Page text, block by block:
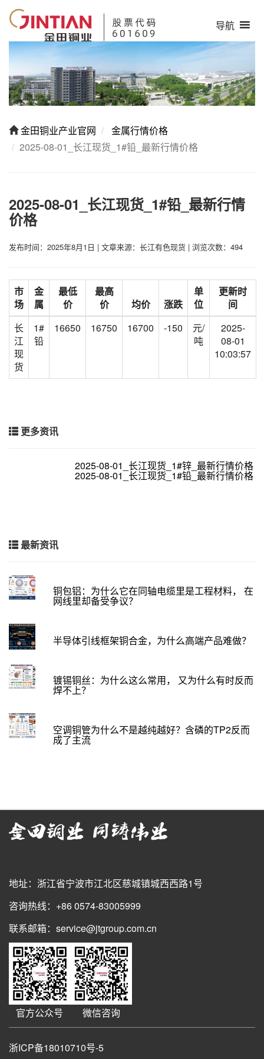
导航
金田铜业产业官网
金属行情价格
2025-08-01_长江现货_1#铅_最新行情价格
2025-08-01_长江现货_1#铅_最新行情
价格
发布时间：2025年8月1日 | 文章来源：长江有色现货 | 浏览次数：494
市
场
金
属
最低
价
最高
价
均价 涨跌
单
位
更新时
间
长
江
现
货
1#
铅
16650 16750 16700 -150
元/
吨
2025-
08-01
10:03:57
更多资讯
2025-08-01_长江现货_1#锌_最新行情价格
2025-08-01_长江现货_1#铅_最新行情价格
最新资讯
铜包铝：为什么它在同轴电缆里是工程材料， 在
网线里却备受争议？
半导体引线框架铜合金，为什么高端产品难做？
镀锡铜丝：为什么这么常用， 又为什么有时反而
焊不上？
空调铜管为什么不是越纯越好？含磷的TP2反而
成了主流
地址：浙江省宁波市江北区慈城镇城西西路1号
咨询热线：+86 0574-83005999
联系邮箱：service@jtgroup.com.cn
官方公众号 微信咨询
浙ICP备18010710号-5